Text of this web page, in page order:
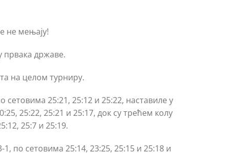
не мењају!
првака државе.
на целом турниру.
25:21, 25:12 и 25:22, наставиле у
25:22, 25:21 и 25:17, док су трећем колу
25:7 и 25:19.
по сетовима 25:14, 23:25, 25:15 и 25:18 и